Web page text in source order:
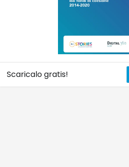
Scaricalo gratis!